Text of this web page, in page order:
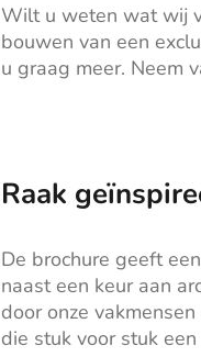
Wilt u weten wat wij
bouwen van een
u graag meer. Neem
Raak
De brochure geeft
naast een keur aan
door onze
die stuk voor stuk